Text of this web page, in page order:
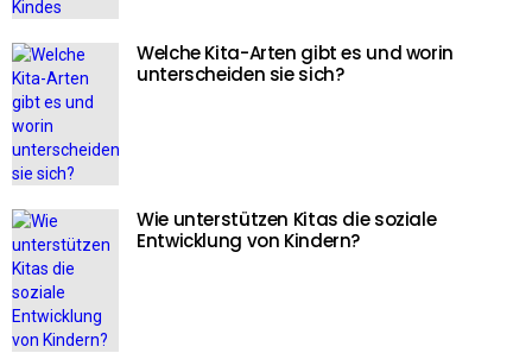
Welche Kita-Arten gibt es und worin
unterscheiden sie sich?
Wie unterstützen Kitas die soziale
Entwicklung von Kindern?